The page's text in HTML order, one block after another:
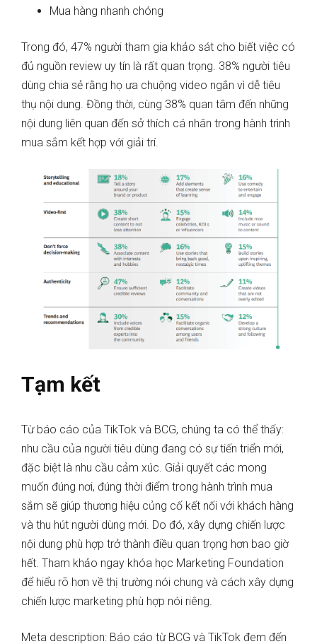
Mua hàng nhanh chóng
Trong đó, 47% người tham gia khảo sát cho biết việc có
đủ nguồn review uy tín là rất quan trọng. 38% người tiêu
dùng chia sẻ rằng họ ưa chuộng video ngắn vì dễ tiêu
thụ nội dung. Đồng thời, cùng 38% quan tâm đến những
nội dung liên quan đến sở thích cá nhân trong hành trình
mua sắm kết hợp với giải trí.
Tạm kết
Từ báo cáo của TikTok và BCG, chúng ta có thể thấy:
nhu cầu của người tiêu dùng đang có sự tiến triển mới,
đặc biệt là nhu cầu cảm xúc. Giải quyết các mong
muốn đúng nơi, đúng thời điểm trong hành trình mua
sắm sẽ giúp thương hiệu củng cố kết nối với khách hàng
và thu hút người dùng mới. Do đó, xây dựng chiến lược
nội dung phù hợp trở thành điều quan trọng hơn bao giờ
hết. Tham khảo ngay khóa học Marketing Foundation
để hiểu rõ hơn về thị trường nói chung và cách xây dựng
chiến lược marketing phù hợp nói riêng.
Meta description: Báo cáo từ BCG và TikTok đem đến